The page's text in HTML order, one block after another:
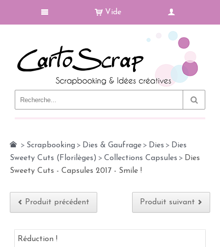
Vide
> Scrapbooking > Dies & Gaufrage > Dies > Dies
Sweety Cuts (Florilèges) > Collections Capsules > Dies
Sweety Cuts - Capsules 2017 - Smile !
Produit précédent Produit suivant
Réduction !